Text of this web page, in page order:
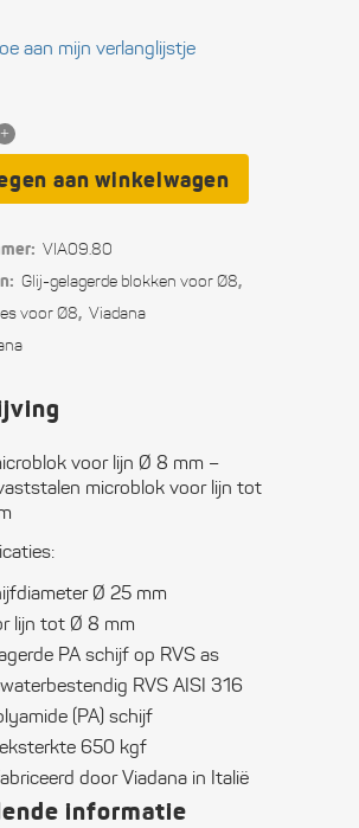
aan mijn verlanglijstje
aan winkelwagen
VIA09.80
Glij-gelagerde blokken voor Ø8,
voor Ø8, Viadana
voor lijn Ø 8 mm –
microblok voor lijn tot
Ø 25 mm
lijn tot Ø 8 mm
PA schijf op RVS as
RVS AISI 316
(PA) schijf
650 kgf
door Viadana in Italië
informatie